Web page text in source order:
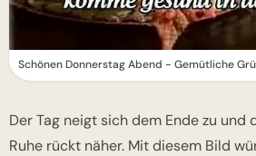
Schönen Donnerstag Abend - Gemütliche
Der Tag neigt sich dem Ende zu und
Ruhe rückt näher. Mit diesem Bild